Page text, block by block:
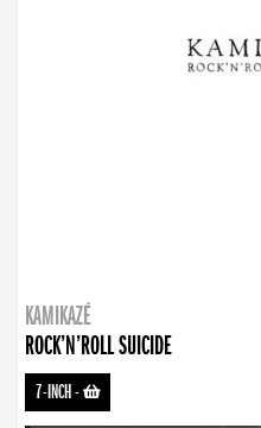
KAMIKAZÉ
ROCK’N’ROLL SUICIDE
7-INCH-